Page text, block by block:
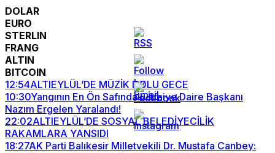
DOLAR
EURO
STERLIN
FRANG
ALTIN
BITCOIN
12:54ALTIEYLÜL’DE MÜZİK DOLU GECE
10:30Yangının En Ön Safındaki İtfaiye Daire Başkanı
Nazım Ergelen Yaralandı!
22:02ALTIEYLÜL’DE SOSYAL BELEDİYECİLİK
RAKAMLARA YANSIDI
18:27AK Parti Balıkesir Milletvekili Dr. Mustafa Canbey: